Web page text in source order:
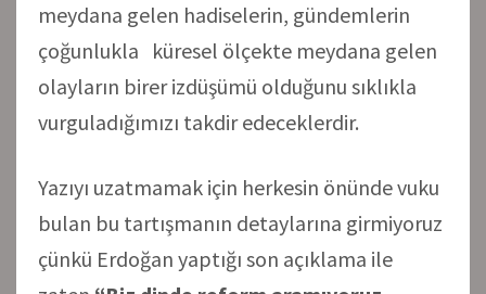
meydana gelen hadiselerin, gündemlerin
çoğunlukla küresel ölçekte meydana gelen
olayların birer izdüşümü olduğunu sıklıkla
vurguladığımızı takdir edeceklerdir.
Yazıyı uzatmamak için herkesin önünde vuku
bulan bu tartışmanın detaylarına girmiyoruz
çünkü Erdoğan yaptığı son açıklama ile